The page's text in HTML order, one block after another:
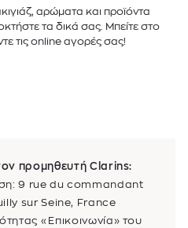
αρώματα και προϊόντα
τα δικά σας. Μπείτε στο
τις online αγορές σας!
προμηθευτή Clarins:
9 rue du commandant
sur Seine, France
«Επικοινωνία» του